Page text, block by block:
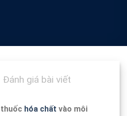
Đánh giá bài viết
hóa chất vào môi